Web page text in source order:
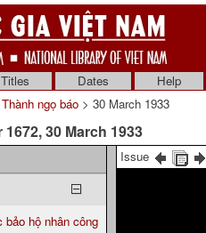
Titles Dates
Help
ngọ báo > 30 March 1933
30 March 1933
bảo hộ nhân công
Issue